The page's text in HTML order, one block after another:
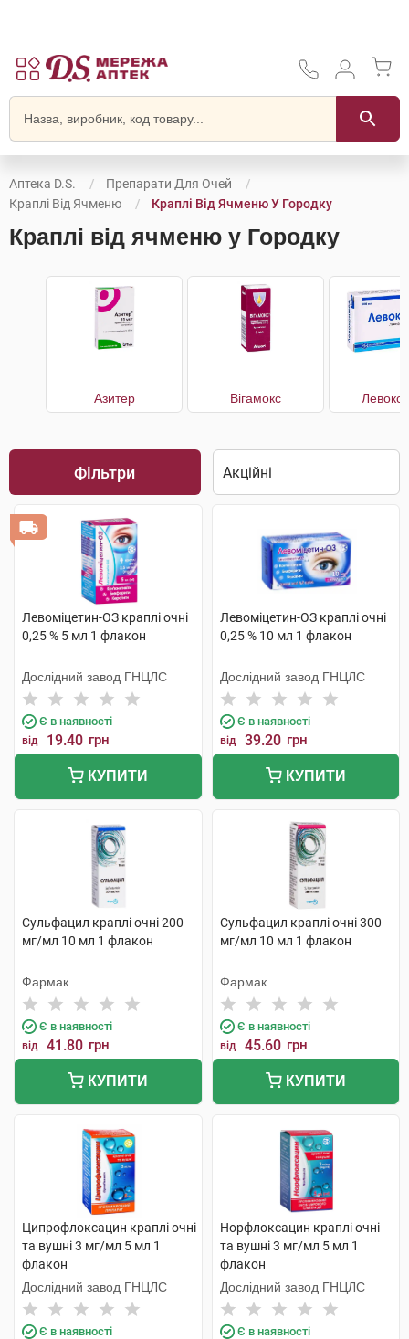
Аптека D.S.
Препарати Для Очей
Краплі Від Ячменю
Краплі Від Ячменю У Городку
Краплі від ячменю у Городку
Азитер Вігамокс
Фільтри
Левоміцетин-ОЗ краплі очні
0,25 % 5 мл 1 флакон
Дослідний завод ГНЦЛС
Є в наявності
від 19.40 грн
КУПИТИ
Левоміцетин-ОЗ краплі очні
0,25 % 10 мл 1 флакон
Дослідний завод ГНЦЛС
Є в наявності
від 39.20 грн
КУПИТИ
Сульфацил краплі очні 200
мг/мл 10 мл 1 флакон
Фармак
Є в наявності
від 41.80 грн
КУПИТИ
Сульфацил краплі очні 300
мг/мл 10 мл 1 флакон
Фармак
Є в наявності
від 45.60 грн
КУПИТИ
Ципрофлоксацин краплі очні
та вушні 3 мг/мл 5 мл 1
флакон
Дослідний завод ГНЦЛС
Є в наявності
Норфлоксацин краплі очні
та вушні 3 мг/мл 5 мл 1
флакон
Дослідний завод ГНЦЛС
Є в наявності